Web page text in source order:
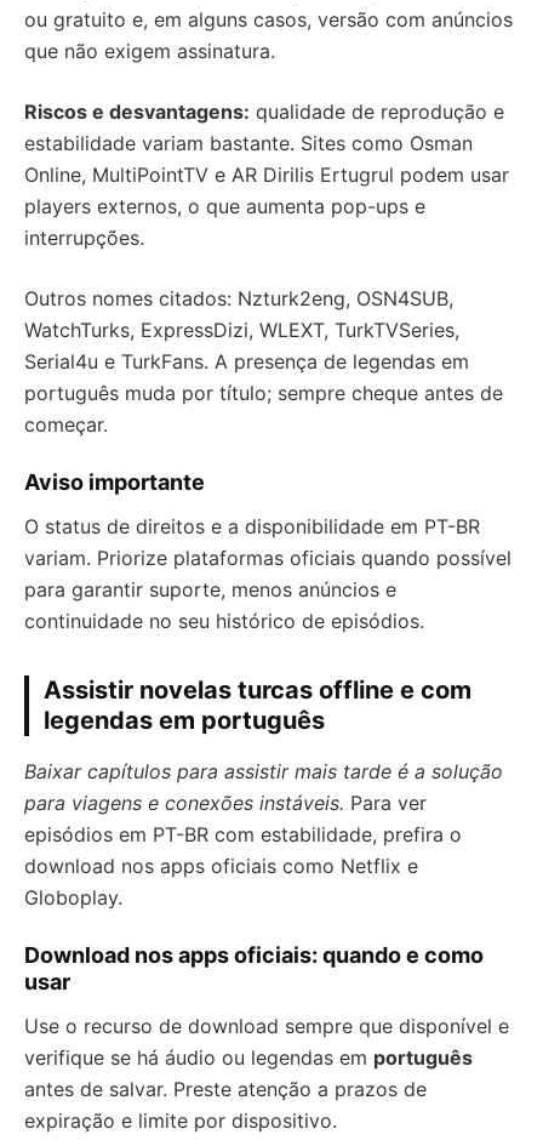
ou gratuito e, em alguns casos, versão com anúncios
que não exigem assinatura.
Riscos e desvantagens: qualidade de reprodução e
estabilidade variam bastante. Sites como Osman
Online, MultiPointTV e AR Dirilis Ertugrul podem usar
players externos, o que aumenta pop-ups e
interrupções.
Outros nomes citados: Nzturk2eng, OSN4SUB,
WatchTurks, ExpressDizi, WLEXT, TurkTVSeries,
Serial4u e TurkFans. A presença de legendas em
português muda por título; sempre cheque antes de
começar.
Aviso importante
O status de direitos e a disponibilidade em PT-BR
variam. Priorize plataformas oficiais quando possível
para garantir suporte, menos anúncios e
continuidade no seu histórico de episódios.
Assistir novelas turcas offline e com
legendas em português
Baixar capítulos para assistir mais tarde é a solução
para viagens e conexões instáveis. Para ver
episódios em PT-BR com estabilidade, prefira o
download nos apps oficiais como Netflix e
Globoplay.
Download nos apps oficiais: quando e como
usar
Use o recurso de download sempre que disponível e
verifique se há áudio ou legendas em português
antes de salvar. Preste atenção a prazos de
expiração e limite por dispositivo.